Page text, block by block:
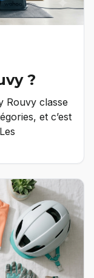
?
Rouvy classe
et c’est